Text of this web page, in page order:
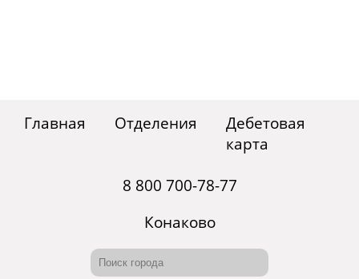
Главная Отделения
Дебетовая
карта
8 800 700-78-77
Конаково